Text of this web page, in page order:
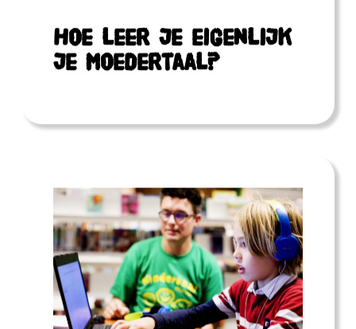
Hoe leer je eigenlijk
je moedertaal?